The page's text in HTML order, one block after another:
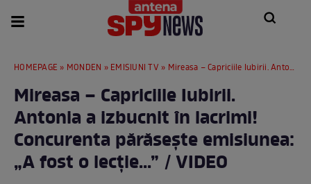
HOMEPAGE » MONDEN » EMISIUNI TV » Mireasa – Capriciile Iubirii. Antonia a izbucnit în lacrimi! Concurenta părăsește emisiunea: „A fost o lecție...” / VIDEO
Mireasa – Capriciile Iubirii.
Antonia a izbucnit în lacrimi!
Concurenta părăsește emisiunea:
„A fost o lecție...” / VIDEO